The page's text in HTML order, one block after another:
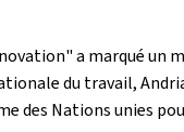
a marqué un
du travail,
des Nations unies